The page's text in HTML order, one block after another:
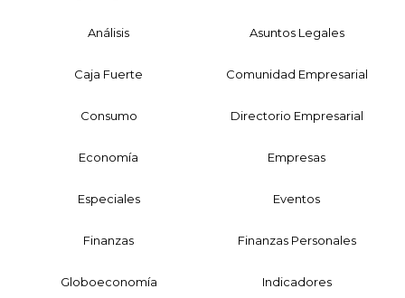
Análisis Asuntos Legales
Caja Fuerte Comunidad Empresarial
Consumo Directorio Empresarial
Economía Empresas
Especiales Eventos
Finanzas Finanzas Personales
Globoeconomía Indicadores